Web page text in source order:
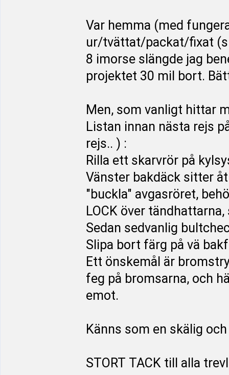
Var hemma (med
ur/tvättat/packat/fixat
8 imorse slängde jag
projektet 30 mil bort.
Men, som vanligt hittar
Listan innan nästa rejs
rejs.. ) :
Rilla ett skarvrör på
Vänster bakdäck sitter
"buckla" avgasröret,
LOCK över
Sedan sedvanlig
Slipa bort färg på vä
Ett önskemål är
feg på bromsarna, och
emot.
Känns som en skälig
STORT TACK till alla